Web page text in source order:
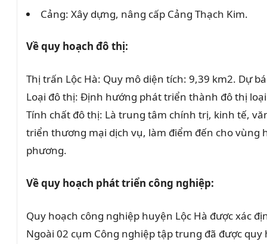
Cảng: Xây dựng, nâng cấp Cảng Thạch Kim.
Về quy hoạch đô thị:
Thị trấn Lộc Hà: Quy mô diện tích: 9,39 km2. Dự
Loại đô thị: Định hướng phát triển thành đô thị loại
Tính chất đô thị: Là trung tâm chính trị, kinh tế,
triển thương mại dịch vụ, làm điểm đến cho vùng
phương.
Về quy hoạch phát triển công nghiệp:
Quy hoạch công nghiệp huyện Lộc Hà được xác
Ngoài 02 cụm Công nghiệp tập trung đã được